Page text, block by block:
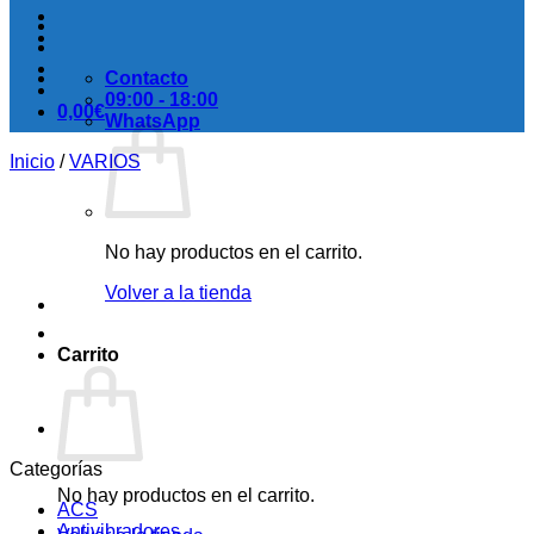
0,00€
No hay productos en el carrito.
Volver a la tienda
Carrito
No hay productos en el carrito.
Contacto
09:00 - 18:00
WhatsApp
Inicio / VARIOS
Categorías
ACS